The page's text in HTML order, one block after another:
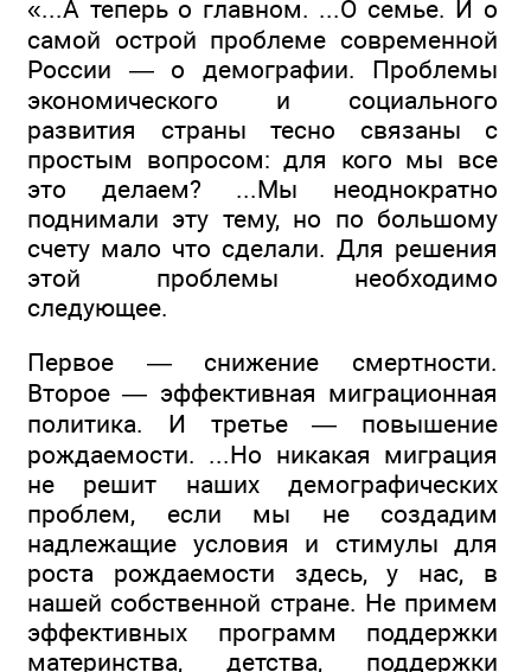
«...А теперь о главном. ...О семье. И о
самой острой проблеме современной
России — о демографии. Проблемы
экономического и социального
развития страны тесно связаны с
простым вопросом: для кого мы все
это делаем? ...Мы неоднократно
поднимали эту тему, но по большому
счету мало что сделали. Для решения
этой проблемы необходимо
следующее.
Первое — снижение смертности.
Второе — эффективная миграционная
политика. И третье — повышение
рождаемости. ...Но никакая миграция
не решит наших демографических
проблем, если мы не создадим
надлежащие условия и стимулы для
роста рождаемости здесь, у нас, в
нашей собственной стране. Не примем
эффективных программ поддержки
материнства, детства, поддержки